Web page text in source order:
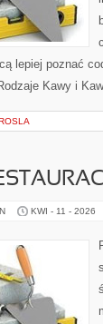
lepiej poznać
Kawy i
KWI - 11 - 2026